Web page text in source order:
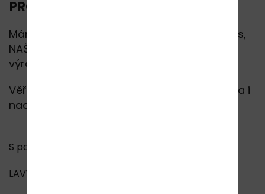
PROGRAMEM ZA VAŠÍ VĚRNOST
Máme obrovskou radost, že se nám pro Vás,
NAŠE VĚRNÉ ZÁKAZNÍKY, podařilo vyjednat s
výrobcem tyto mimořádné podmínky.
Věříme, že jsme Vám udělali velikou radost a i
nadále nám zůstanete věrní.
S pozdravem
LAVYcosmetics.com